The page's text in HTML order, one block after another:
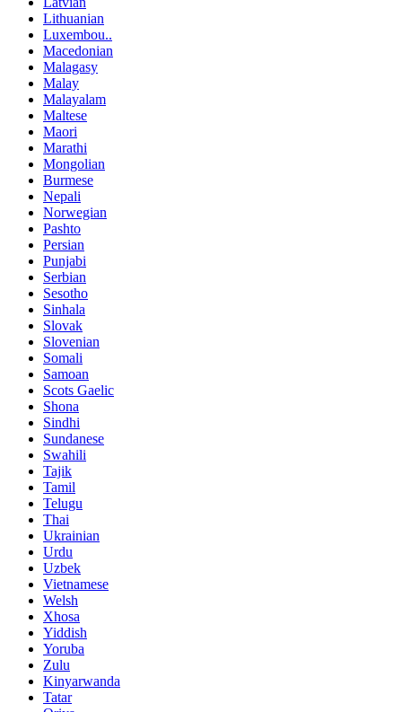
Lithuanian
Luxembou..
Macedonian
Malagasy
Malay
Malayalam
Maltese
Maori
Marathi
Mongolian
Burmese
Nepali
Norwegian
Pashto
Persian
Punjabi
Serbian
Sesotho
Sinhala
Slovak
Slovenian
Somali
Samoan
Scots Gaelic
Shona
Sindhi
Sundanese
Swahili
Tajik
Tamil
Telugu
Thai
Ukrainian
Urdu
Uzbek
Vietnamese
Welsh
Xhosa
Yiddish
Yoruba
Zulu
Kinyarwanda
Tatar